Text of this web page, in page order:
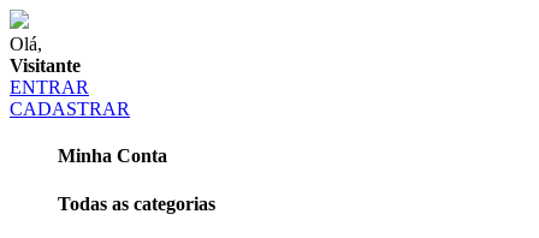
Olá,
Visitante
ENTRAR
CADASTRAR
Minha Conta
Todas as categorias